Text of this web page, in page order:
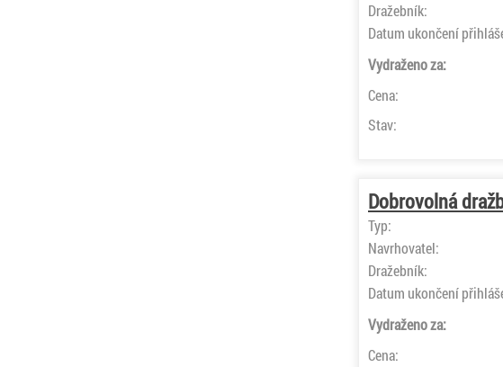
Dražebník:
Datum ukončení
Vydraženo za:
Cena:
Stav:
Dobrovolná
Typ:
Navrhovatel:
Dražebník:
Datum ukončení
Vydraženo za:
Cena: